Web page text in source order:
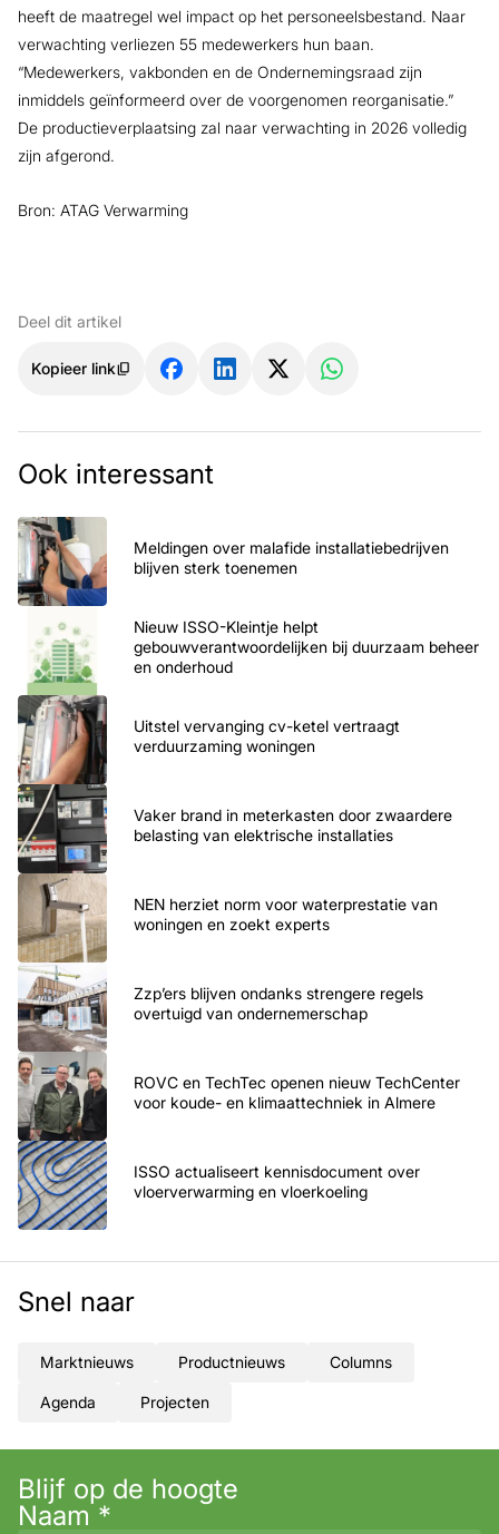
heeft de maatregel wel impact op het personeelsbestand. Naar
verwachting verliezen 55 medewerkers hun baan.
“Medewerkers, vakbonden en de Ondernemingsraad zijn
inmiddels geïnformeerd over de voorgenomen reorganisatie.”
De productieverplaatsing zal naar verwachting in 2026 volledig
zijn afgerond.
Bron: ATAG Verwarming
Deel dit artikel
Kopieer link
Ook interessant
Meldingen over malafide installatiebedrijven
blijven sterk toenemen
Nieuw ISSO-Kleintje helpt
gebouwverantwoordelijken bij duurzaam beheer
en onderhoud
Uitstel vervanging cv-ketel vertraagt
verduurzaming woningen
Vaker brand in meterkasten door zwaardere
belasting van elektrische installaties
NEN herziet norm voor waterprestatie van
woningen en zoekt experts
Zzp’ers blijven ondanks strengere regels
overtuigd van ondernemerschap
ROVC en TechTec openen nieuw TechCenter
voor koude- en klimaattechniek in Almere
ISSO actualiseert kennisdocument over
vloerverwarming en vloerkoeling
Snel naar
Marktnieuws Productnieuws Columns
Agenda Projecten
Blijf op de hoogte
Naam *